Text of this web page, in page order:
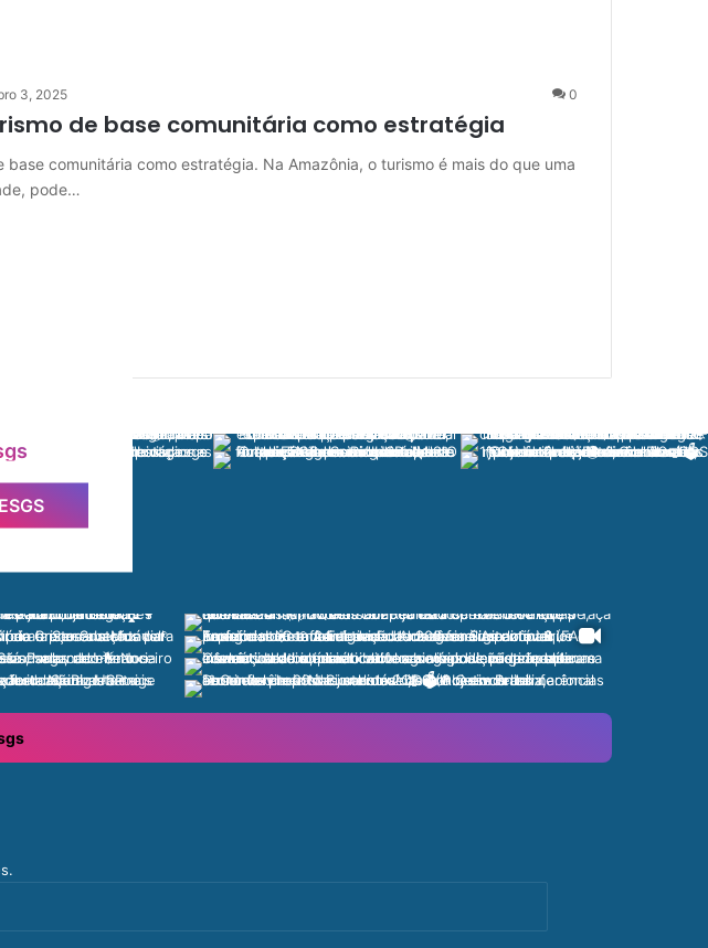
3, 2025 0
de base comunitária como estratégia
base comunitária como estratégia. Na Amazônia, o turismo é mais do que uma
pode…